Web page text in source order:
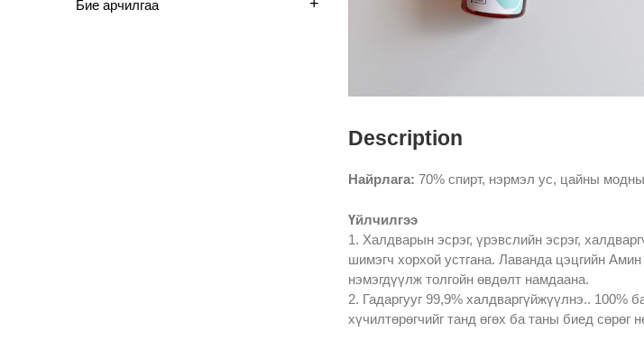
Бие арчилгаа +
Description
Найрлага: 70% спирт, нэрмэл ус, цайны
Үйлчилгээ
1. Халдварын эсрэг, үрэвслийн эсрэг,
шимэгч хорхой устгана. Лаванда цэцгийн
нэмэгдүүлж толгойн өвдөлт намдаана.
2. Гадаргууг 99,9% халдваргүйжүүлнэ.. 100%
хүчилтөрөгчийг танд өгөх ба таны биед сөрөг